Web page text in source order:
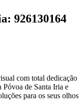
926130164
com total dedicação
Póvoa de Santa Iria e
para os seus olhos